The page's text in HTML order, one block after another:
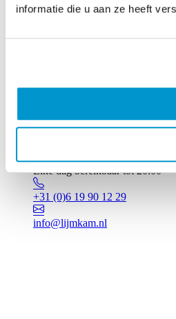
informatie die u aan ze heeft
Elke dag bereikbaar tot 20:00
+31 (0)6 19 90 12 29
info@lijmkam.nl